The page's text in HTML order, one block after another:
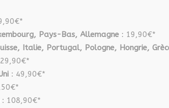
Pays-Bas, Allemagne : 19,90€*
Italie, Portugal, Pologne, Hongrie,
: 49,90€*
: 108,90€*